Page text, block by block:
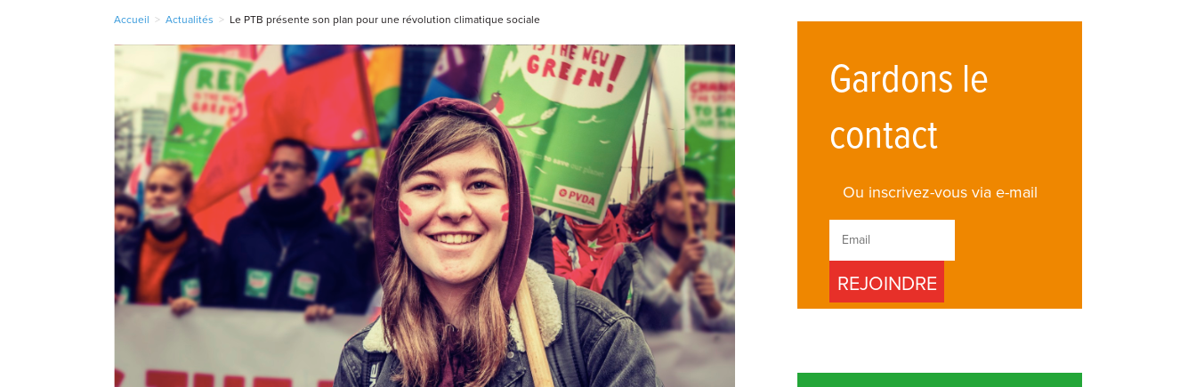
Accueil > Actualités > Le PTB présente son plan pour une révolution climatique sociale
Gardons le
contact
Ou inscrivez-vous via e-mail